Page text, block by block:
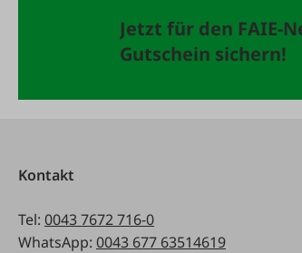
Jetzt für den FAIE-
Gutschein sichern!
Kontakt
Tel: 0043 7672 716-0
WhatsApp: 0043 677 63514619